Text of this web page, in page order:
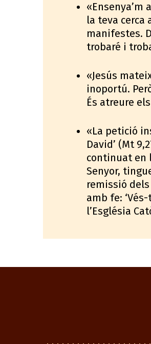
«Ensenya’m
la teva cerca
manifestes.
trobaré i
«Jesús
inoportú.
És atreure
«La petició
David’ (Mt
continuat en
Senyor,
remissió
amb fe:
l’Església